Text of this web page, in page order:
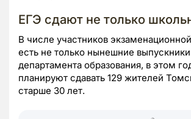
ЕГЭ сдают не только
В числе участников
есть не только нынешние
департамента образования, в этом
планируют сдавать 129 жителей
старше 30 лет.